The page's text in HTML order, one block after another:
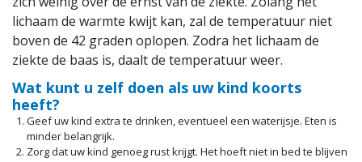
lichaam de warmte kwijt kan, zal de temperatuur niet
boven de 42 graden oplopen. Zodra het lichaam de
ziekte de baas is, daalt de temperatuur weer.
Wat kunt u zelf doen als uw kind koorts
heeft?
Geef uw kind extra te drinken, eventueel een waterijsje. Eten is
minder belangrijk.
Zorg dat uw kind genoeg rust krijgt. Het hoeft niet in bed te blijven